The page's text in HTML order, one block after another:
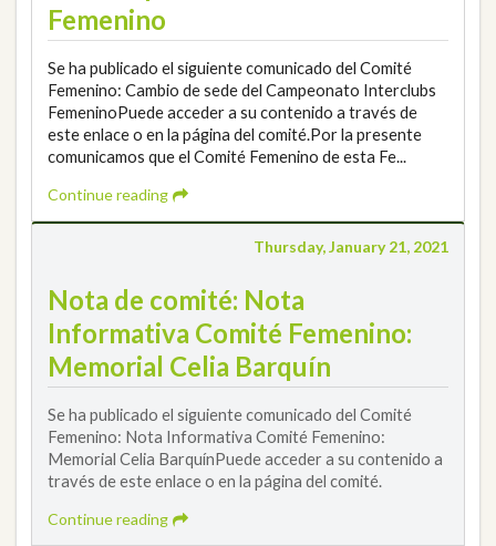
Femenino
Se ha publicado el siguiente comunicado del Comité
Femenino: Cambio de sede del Campeonato Interclubs
FemeninoPuede acceder a su contenido a través de
este enlace o en la página del comité.Por la presente
comunicamos que el Comité Femenino de esta Fe...
Continue reading
Thursday, January 21, 2021
Nota de comité: Nota
Informativa Comité Femenino:
Memorial Celia Barquín
Se ha publicado el siguiente comunicado del Comité
Femenino: Nota Informativa Comité Femenino:
Memorial Celia BarquínPuede acceder a su contenido a
través de este enlace o en la página del comité.
Continue reading